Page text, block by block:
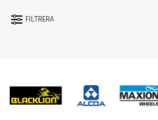
FILTRERA